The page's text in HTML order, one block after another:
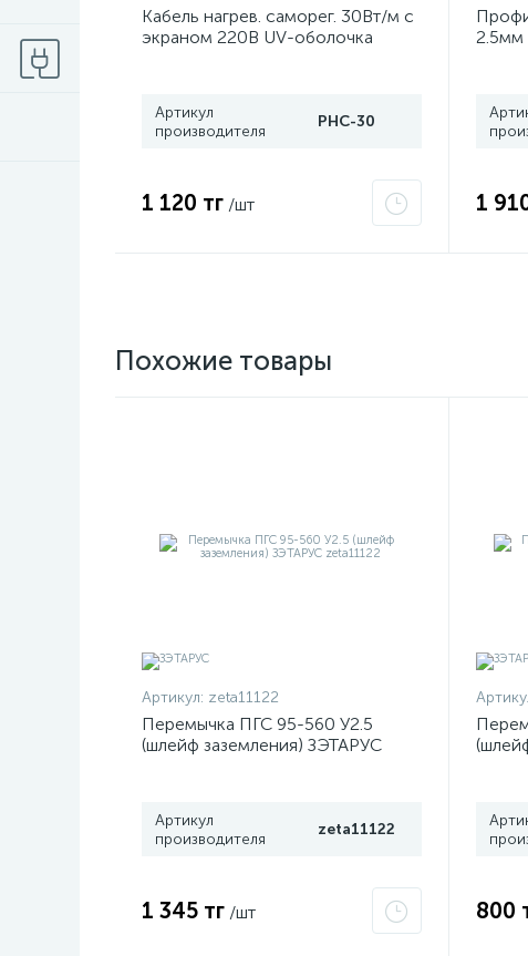
Кабель нагрев. саморег. 30Вт/м с
экраном 220В UV-оболочка
Артикул
производителя
PHC-30
1 120 тг /шт
2.5мм
1
Похожие товары
Артикул: zeta11122
Перемычка ПГС 95-560 У2.5
(шлейф заземления) ЗЭТАРУС
Артикул
производителя
zeta11122
1 345 тг /шт 800